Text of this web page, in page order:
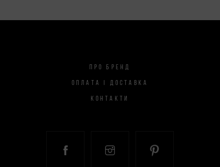
ПРО БРЕНД
ОПЛАТА І ДОСТАВКА
КОНТАКТИ